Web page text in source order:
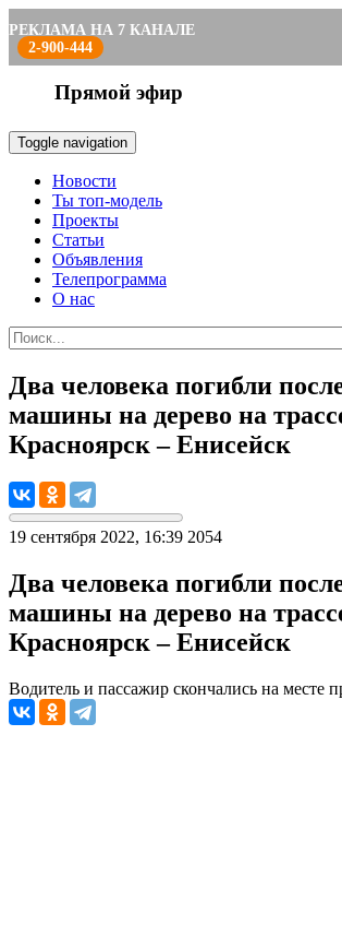
РЕКЛАМА НА 7 КАНАЛЕ
2-900-444
Прямой эфир
Toggle navigation
Новости
Ты топ-модель
Проекты
Статьи
Объявления
Телепрограмма
О нас
Два человека погибли
машины на дерево на
Красноярск – Енисейск
19 сентября 2022, 16:39 2054
Два человека погибли
машины на дерево на
Красноярск – Енисейск
Водитель и пассажир скончались на месте